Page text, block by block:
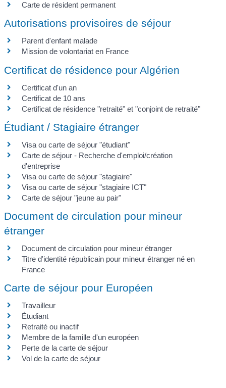
Carte de résident permanent
Autorisations provisoires de séjour
Parent d'enfant malade
Mission de volontariat en France
Certificat de résidence pour Algérien
Certificat d'un an
Certificat de 10 ans
Certificat de résidence "retraité" et "conjoint de retraité"
Étudiant / Stagiaire étranger
Visa ou carte de séjour "étudiant"
Carte de séjour - Recherche d'emploi/création
d'entreprise
Visa ou carte de séjour "stagiaire"
Visa ou carte de séjour "stagiaire ICT"
Carte de séjour "jeune au pair"
Document de circulation pour mineur
étranger
Document de circulation pour mineur étranger
Titre d'identité républicain pour mineur étranger né en
France
Carte de séjour pour Européen
Travailleur
Étudiant
Retraité ou inactif
Membre de la famille d'un européen
Perte de la carte de séjour
Vol de la carte de séjour